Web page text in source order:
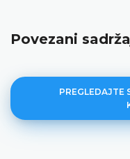
Povezani
PREGLEDAJTE